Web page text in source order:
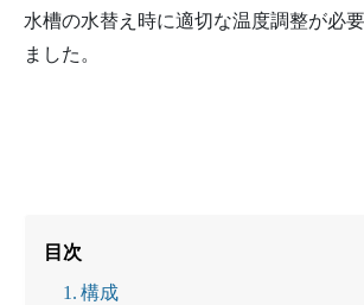
水槽の水替え時に適切な温度調整が必
ました。
目次
構成